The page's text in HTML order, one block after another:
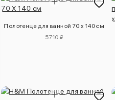
Полотенце для ванной 70 x 140 см
5710 ₽